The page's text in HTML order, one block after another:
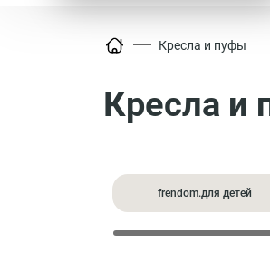
Кресла и пуфы
Кресла и
frendom.для детей